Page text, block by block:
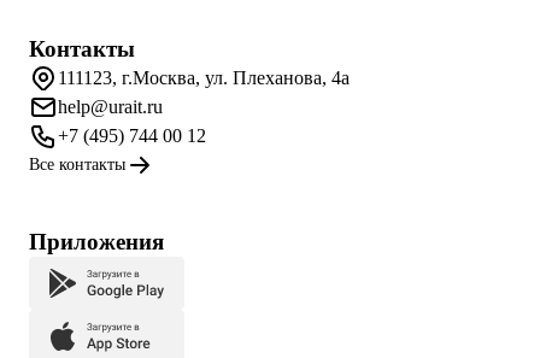
Контакты
111123, г.Москва, ул. Плеханова, 4а
help@urait.ru
+7 (495) 744 00 12
Все контакты
Приложения